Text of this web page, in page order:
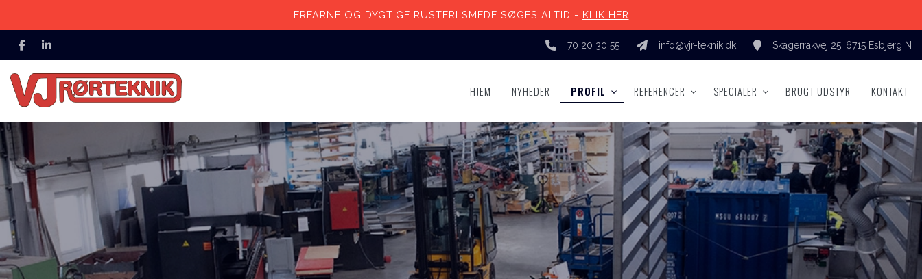
hovedindhold
ERFARNE OG DYGTIGE RUSTFRI SMEDE SØGES ALTID - KLIK HER
70 20 30 55 info@vjr-teknik.dk Skagerrakvej 25, 6715 Esbjerg N
HJEM NYHEDER PROFIL REFERENCER SPECIALER BRUGT UDSTYR KONTAKT